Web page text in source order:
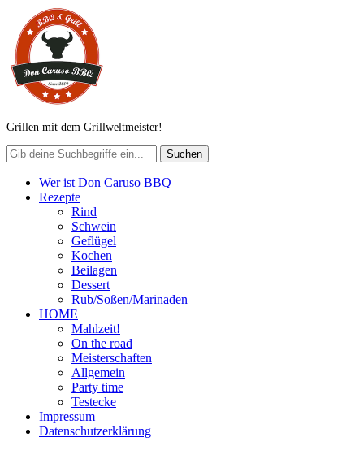
Grillen mit dem Grillweltmeister!
Wer ist Don Caruso BBQ
Rezepte
Rind
Schwein
Geflügel
Kochen
Beilagen
Dessert
Rub/Soßen/Marinaden
HOME
Mahlzeit!
On the road
Meisterschaften
Allgemein
Party time
Testecke
Impressum
Datenschutzerklärung